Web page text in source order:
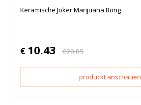
Keramische Joker Marijuana Bong
€ 10.43 €20.85
produckt anschauen